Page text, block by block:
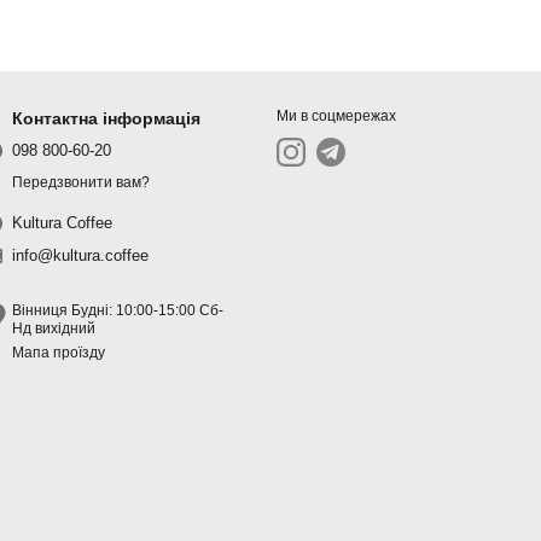
Контактна інформація
098 800-60-20
Передзвонити вам?
Kultura Coffee
info@kultura.coffee
Вінниця Будні: 10:00-15:00 Сб-
Нд вихідний
Мапа проїзду
Ми в соцмережах